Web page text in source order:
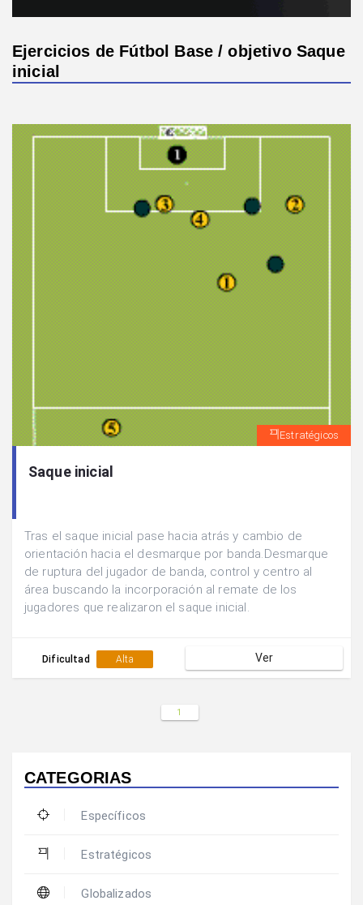
Ejercicios de Fútbol Base / objetivo Saque
inicial
Estratégicos
Saque inicial
Tras el saque inicial pase hacia atrás y cambio de
orientación hacia el desmarque por banda.Desmarque
de ruptura del jugador de banda, control y centro al
área buscando la incorporación al remate de los
jugadores que realizaron el saque inicial.
Dificultad Alta Ver
1
CATEGORIAS
Específicos
Estratégicos
Globalizados